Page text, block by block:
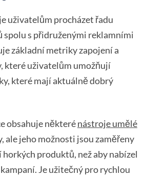
uživatelům procházet řadu
s přidruženými reklamními
základní metriky zapojení a
které uživatelům umožňují
které mají aktuálně dobrý
obsahuje některénástroje umělé
ale jeho možnosti jsou zaměřeny
horkých produktů, než aby nabízel
Je užitečný pro rychlou